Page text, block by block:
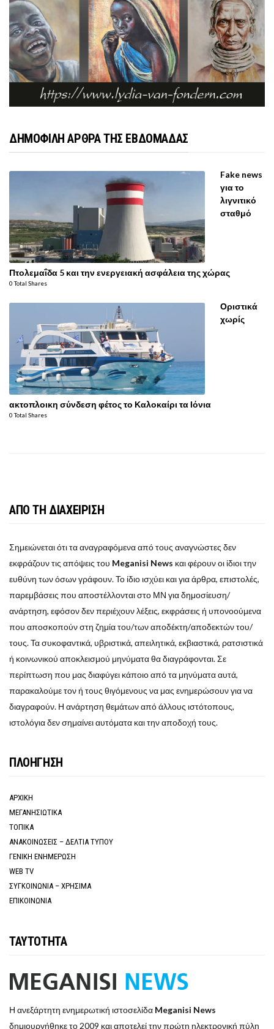
ΔΗΜΟΦΙΛΗ ΑΡΘΡΑ ΤΗΣ ΕΒΔΟΜΑΔΑΣ
Fake news
για το
λιγνιτικό
σταθμό
Πτολεμαΐδα 5 και την ενεργειακή ασφάλεια της χώρας
0 Total Shares
Οριστικά
χωρίς
ακτοπλοικη σύνδεση φέτος το Καλοκαίρι τα Ιόνια
0 Total Shares
ΑΠΟ ΤΗ ΔΙΑΧΕΙΡΙΣΗ
Σημειώνεται ότι τα αναγραφόμενα από τους αναγνώστες δεν
εκφράζουν τις απόψεις του Meganisi News και φέρουν οι ίδιοι την
ευθύνη των όσων γράφουν. Το ίδιο ισχύει και για άρθρα, επιστολές,
παρεμβάσεις που αποστέλλονται στο ΜΝ για δημοσίευση/
ανάρτηση, εφόσον δεν περιέχουν λέξεις, εκφράσεις ή υπονοούμενα
που αποσκοπούν στη ζημία του/των αποδέκτη/αποδεκτών του/
τους. Τα συκοφαντικά, υβριστικά, απειλητικά, εκβιαστικά, ρατσιστικά
ή κοινωνικού αποκλεισμού μηνύματα θα διαγράφονται. Σε
περίπτωση που μας διαφύγει κάποιο από τα μηνύματα αυτά,
παρακαλούμε τον ή τους θιγόμενους να μας ενημερώσουν για να
διαγραφούν. Η ανάρτηση θεμάτων από άλλους ιστότοπους,
ιστολόγια δεν σημαίνει αυτόματα και την αποδοχή τους.
ΠΛΟΗΓΗΣΗ
ΑΡΧΙΚΗ
ΜΕΓΑΝΗΣΙΩΤΙΚΑ
ΤΟΠΙΚΑ
ΑΝΑΚΟΙΝΩΣΕΙΣ – ΔΕΛΤΙΑ ΤΥΠΟΥ
ΓΕΝΙΚΗ ΕΝΗΜΕΡΩΣΗ
WEB TV
ΣΥΓΚΟΙΝΩΝΙΑ – ΧΡΗΣΙΜΑ
ΕΠΙΚΟΙΝΩΝΙΑ
ΤΑΥΤΟΤΗΤΑ
Η ανεξάρτητη ενημερωτική ιστοσελίδα Meganisi News
δημιουργήθηκε το 2009 και αποτελεί την πρώτη ηλεκτρονική πύλη